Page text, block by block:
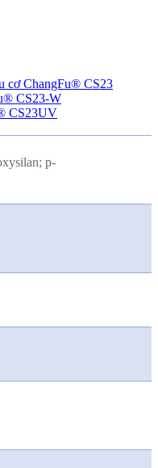
cơ ChangFu® CS23
CS23-W
CS23UV
p-